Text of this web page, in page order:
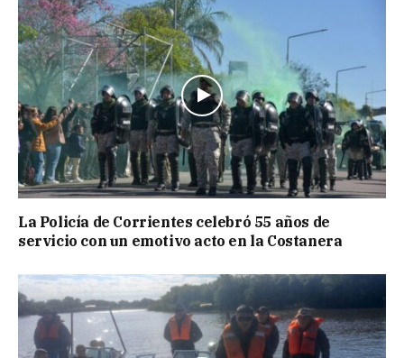
La Policía de Corrientes celebró 55 años de
servicio con un emotivo acto en la Costanera